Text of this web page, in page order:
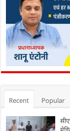
Recent Popular